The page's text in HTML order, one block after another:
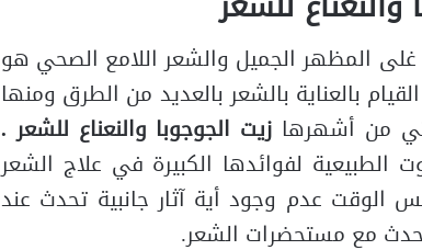
غلى المظهر الجميل والشعر اللامع الصحي هو
بالعناية بالشعر بالعديد من الطرق ومنها
من أشهرها زيت الجوجوبا والنعناع للشعر .
الطبيعية لفوائدها الكبيرة في علاج الشعر
الوقت عدم وجود أية آثار جانبية تحدث عند
مع مستحضرات الشعر.